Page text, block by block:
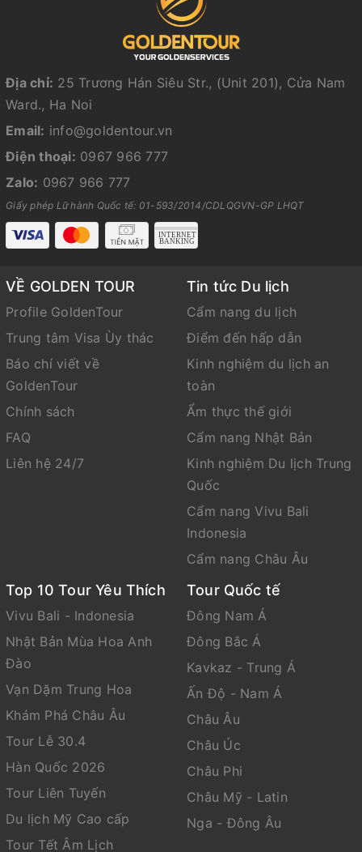
Địa chỉ: 25 Trương Hán Siêu Str., (Unit 201), Cửa Nam
Ward., Ha Noi
Email: info@goldentour.vn
Điện thoại: 0967 966 777
Zalo: 0967 966 777
Giấy phép Lữ hành Quốc tế: 01-593/2014/CDLQGVN-GP LHQT
VỀ GOLDEN TOUR
Profile GoldenTour
Trung tâm Visa Ùy thác
Báo chí viết về
GoldenTour
Chính sách
FAQ
Liên hệ 24/7
Tin tức Du lịch
Cẩm nang du lịch
Điểm đến hấp dẫn
Kinh nghiệm du lịch an
toàn
Ẩm thực thế giới
Cẩm nang Nhật Bản
Kinh nghiệm Du lịch Trung
Quốc
Cẩm nang Vivu Bali
Indonesia
Cẩm nang Châu Âu
Top 10 Tour Yêu Thích
Vivu Bali - Indonesia
Nhật Bản Mùa Hoa Anh
Đào
Vạn Dặm Trung Hoa
Khám Phá Châu Âu
Tour Lễ 30.4
Hàn Quốc 2026
Tour Liên Tuyến
Du lịch Mỹ Cao cấp
Tour Tết Âm Lịch
Tour Quốc tế
Đông Nam Á
Đông Bắc Á
Kavkaz - Trung Á
Ấn Độ - Nam Á
Châu Âu
Châu Úc
Châu Phi
Châu Mỹ - Latin
Nga - Đông Âu